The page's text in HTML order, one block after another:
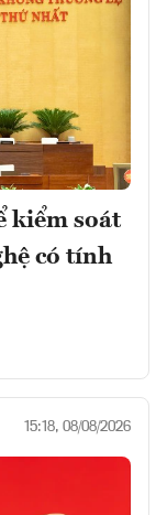
kiểm soát
có tính
15:18, 08/08/2026